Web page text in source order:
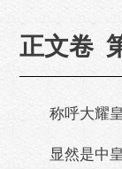
正文卷
称呼大耀皇
显然是中皇